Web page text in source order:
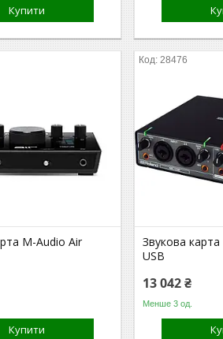
Купити
M-Audio Air
Купити
28476
Звукова
USB
13 042 ₴
Менше 3 од.